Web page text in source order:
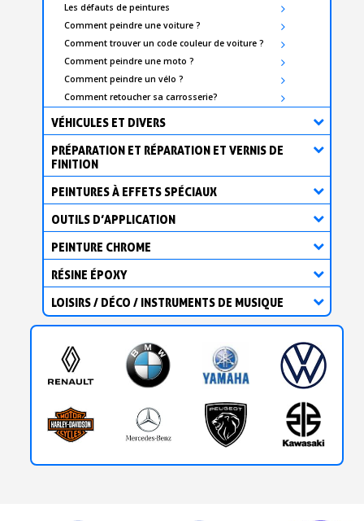
Les défauts de peintures
Comment peindre une voiture ?
Comment trouver un code couleur de voiture ?
Comment peindre une moto ?
Comment peindre un vélo ?
Comment retoucher sa carrosserie?
VÉHICULES ET DIVERS
PRÉPARATION ET RÉPARATION ET VERNIS DE
FINITION
PEINTURES À EFFETS SPÉCIAUX
OUTILS D’APPLICATION
PEINTURE CHROME
RÉSINE ÉPOXY
LOISIRS / DÉCO / INSTRUMENTS DE MUSIQUE